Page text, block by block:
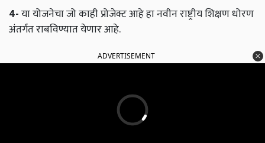
4-या योजनेचा जो काही प्रोजेक्ट आहे हा नवीन राष्ट्रीय शिक्षण धोरण
अंतर्गत राबविण्यात येणार आहे.
ADVERTISEMENT